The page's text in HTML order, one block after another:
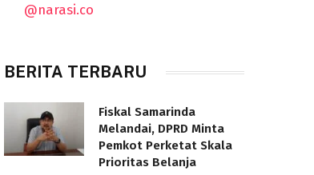
@narasi.co
BERITA TERBARU
Fiskal Samarinda
Melandai, DPRD Minta
Pemkot Perketat Skala
Prioritas Belanja